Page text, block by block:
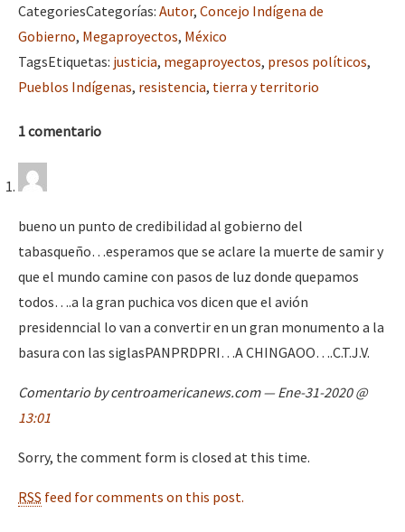
CategoriesCategorías: Autor, Concejo Indígena de
Gobierno, Megaproyectos, México
TagsEtiquetas: justicia, megaproyectos, presos políticos,
Pueblos Indígenas, resistencia, tierra y territorio
1 comentario
bueno un punto de credibilidad al gobierno del
tabasqueño…esperamos que se aclare la muerte de samir y
que el mundo camine con pasos de luz donde quepamos
todos….a la gran puchica vos dicen que el avión
presidenncial lo van a convertir en un gran monumento a la
basura con las siglasPANPRDPRI…A CHINGAOO….C.T.J.V.
Comentario by centroamericanews.com — Ene-31-2020 @
13:01
Sorry, the comment form is closed at this time.
RSS feed for comments on this post.